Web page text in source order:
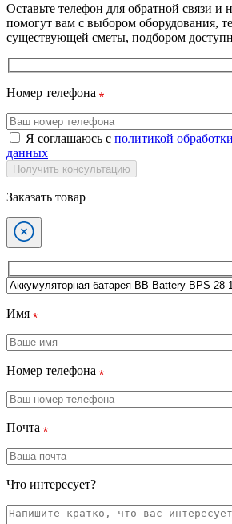
Оставьте телефон для обратной связи
помогут вам с выбором оборудования,
существующей сметы, подбором
Номер телефона
Я соглашаюсь с политикой
данных
Получить консультацию
Заказать товар
Имя
Номер телефона
Почта
Что интересует?